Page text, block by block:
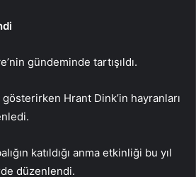
gündeminde tartışıldı.
gösterirken Hrant Dink’in hayranları
katıldığı anma etkinliği bu yıl
düzenlendi.